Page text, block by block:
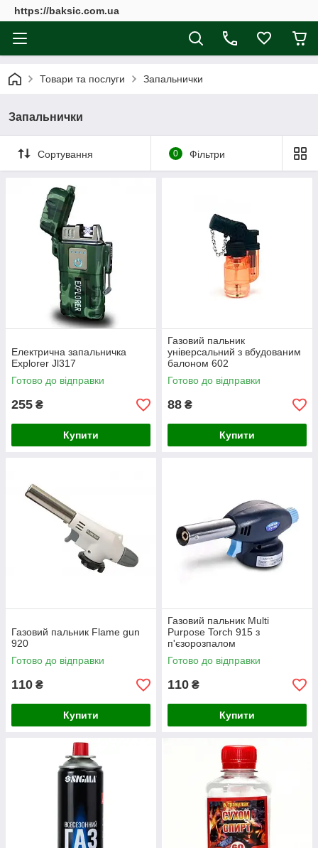
https://baksic.com.ua
Товари та послуги Запальнички
Запальнички
Сортування 0 Фільтри
Електрична запальничка
Explorer Jl317
Готово до відправки
255 ₴
Купити
Газовий пальник
універсальний з вбудованим
балоном 602
Готово до відправки
88 ₴
Купити
Газовий пальник Flame gun
920
Готово до відправки
110 ₴
Купити
Газовий пальник Multi
Purpose Torch 915 з
п'єзорозпалом
Готово до відправки
110 ₴
Купити